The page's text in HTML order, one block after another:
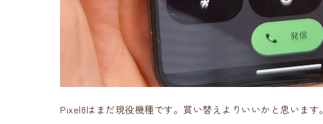
Pixel8はまだ現役機種です。買い替えよりいいかと思います。